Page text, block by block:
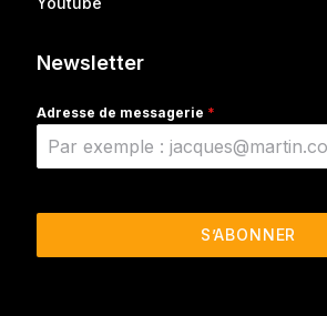
Newsletter
Adresse de messagerie *
S’ABONNER